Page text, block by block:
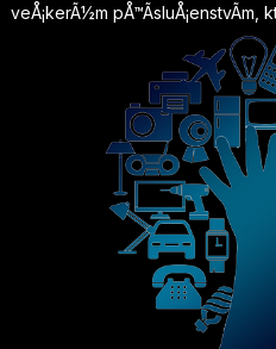
veÅ¡kerÃ½m pÅ™Ã­sluÅ¡enstvÃ­m,